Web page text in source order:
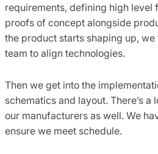
requirements, defining high level
proofs of concept alongside
the product starts shaping up,
team to align technologies.
Then we get into the
schematics and layout. There’s
our manufacturers as well. We
ensure we meet schedule.